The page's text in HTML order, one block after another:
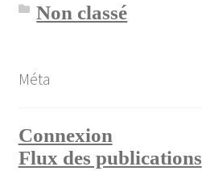
Non classé
Méta
Connexion
Flux des publications